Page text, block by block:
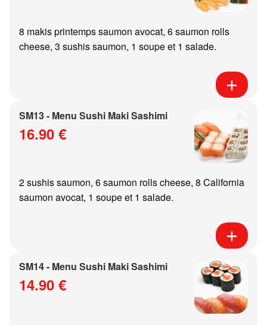
8 makis printemps saumon avocat, 6 saumon rolls
cheese, 3 sushis saumon, 1 soupe et 1 salade.
SM13 - Menu Sushi Maki Sashimi
16.90 €
2 sushis saumon, 6 saumon rolls cheese, 8 California
saumon avocat, 1 soupe et 1 salade.
SM14 - Menu Sushi Maki Sashimi
14.90 €